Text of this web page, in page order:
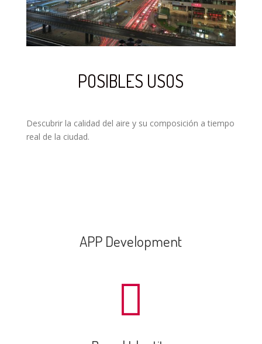
POSIBLES USOS
Descubrir la calidad del aire y su composición a tiempo
real de la ciudad.
APP Development